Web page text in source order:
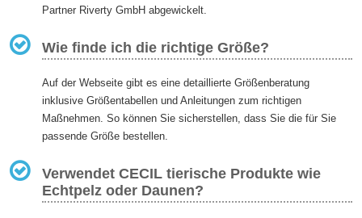
Partner Riverty GmbH abgewickelt.
Wie finde ich die richtige Größe?
Auf der Webseite gibt es eine detaillierte Größenberatung
inklusive Größentabellen und Anleitungen zum richtigen
Maßnehmen. So können Sie sicherstellen, dass Sie die für Sie
passende Größe bestellen.
Verwendet CECIL tierische Produkte wie
Echtpelz oder Daunen?